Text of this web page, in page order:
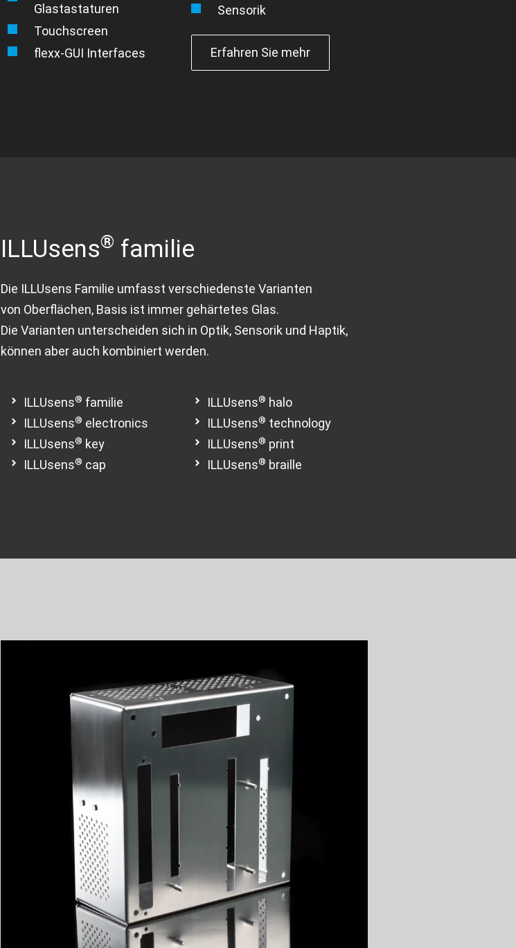
Glastastaturen
Touchscreen
flexx-GUI Interfaces
Sensorik
Erfahren Sie mehr
ILLUsens® familie
Die ILLUsens Familie umfasst verschiedenste Varianten
von Oberflächen, Basis ist immer gehärtetes Glas.
Die Varianten unterscheiden sich in Optik, Sensorik und Haptik,
können aber auch kombiniert werden.
ILLUsens® familie
ILLUsens® electronics
ILLUsens® key
ILLUsens® cap
ILLUsens® halo
ILLUsens® technology
ILLUsens® print
ILLUsens® braille